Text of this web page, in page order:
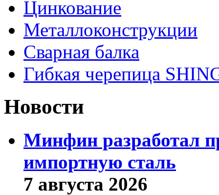
Цинкование
Металлоконструкции
Сварная балка
Гибкая черепица
Новости
Минфин разработал
импортную сталь
7 августа 2026